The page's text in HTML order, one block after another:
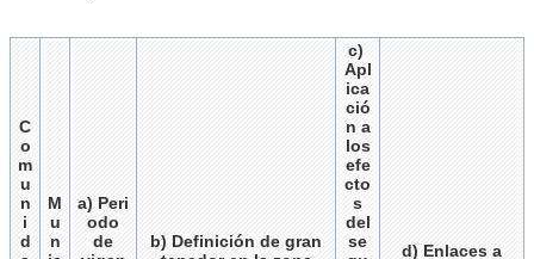
C
o
m
u
n
i
d
M
u
n
a) Peri
odo
de
b) Definición de gran
c)
Apl
ica
ció
n a
los
efe
cto
s
del
se
d) Enlaces a